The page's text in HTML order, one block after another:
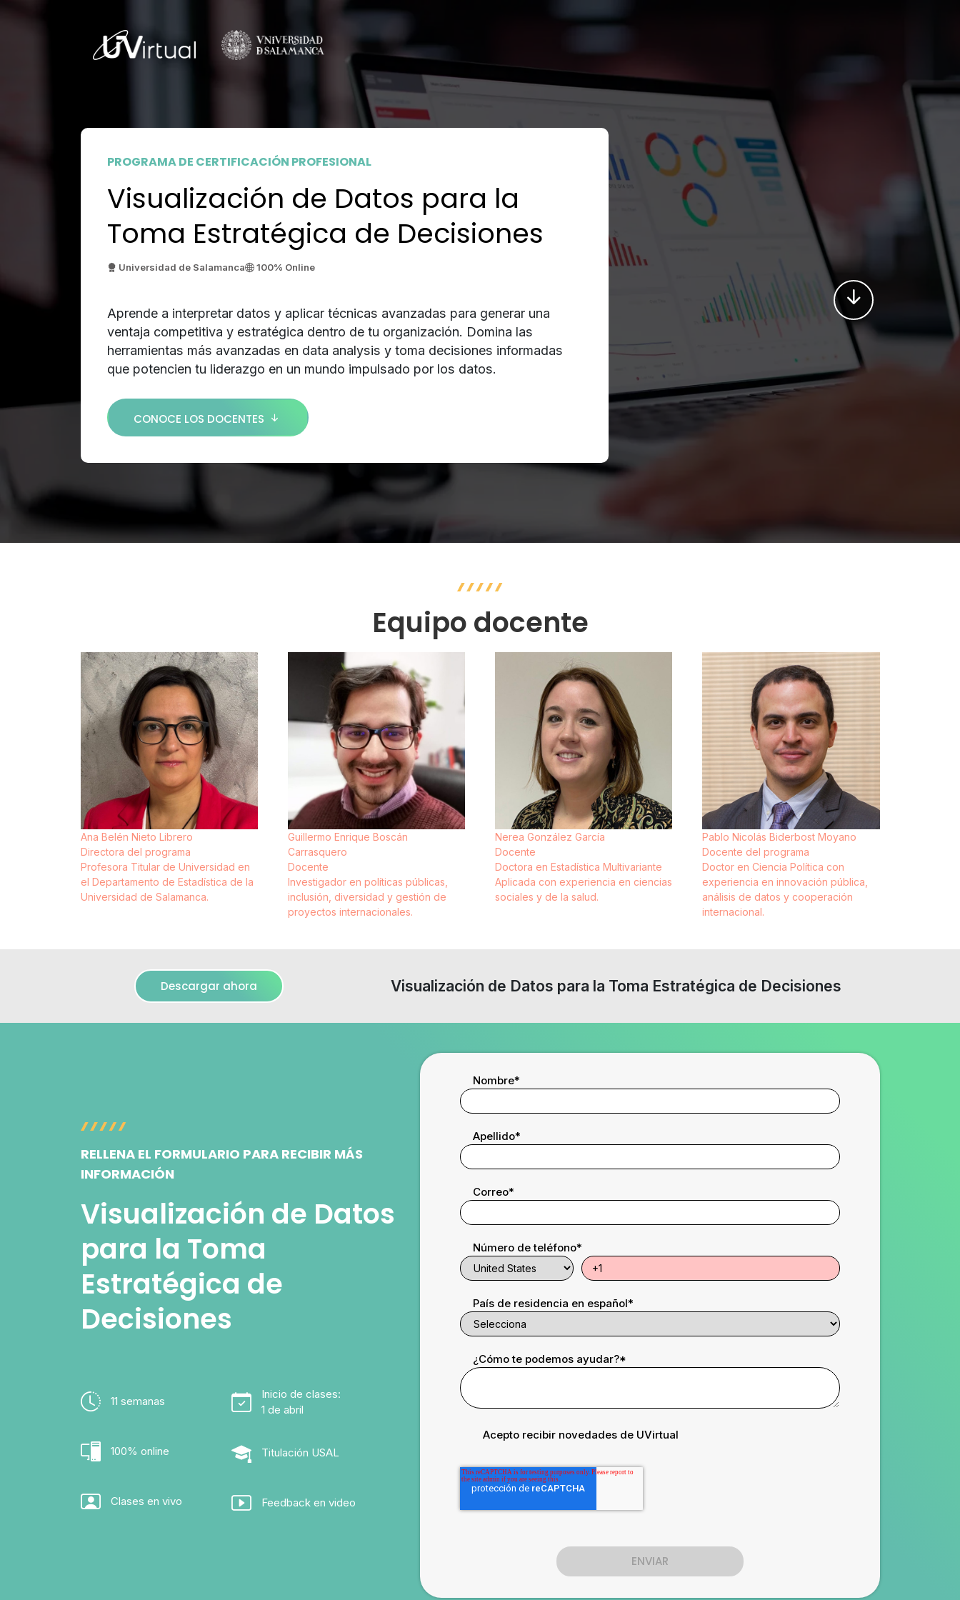
PROGRAMA DE CERTIFICACIÓN PROFESIONAL
Visualización de Datos para la
Toma Estratégica de Decisiones
Universidad de Salamanca 100% Online
Aprende a interpretar datos y aplicar técnicas avanzadas para generar una
ventaja competitiva y estratégica dentro de tu organización. Domina las
herramientas más avanzadas en data analysis y toma decisiones informadas
que potencien tu liderazgo en un mundo impulsado por los datos.
CONOCE LOS DOCENTES
Equipo docente
Ana Belén Nieto Librero
Directora del programa
Profesora Titular de Universidad en
el Departamento de Estadística de la
Universidad de Salamanca.
Guillermo Enrique Boscán
Carrasquero
Docente
Investigador en políticas públicas,
inclusión, diversidad y gestión de
proyectos internacionales.
Nerea González García
Docente
Doctora en Estadística Multivariante
Aplicada con experiencia en ciencias
sociales y de la salud.
Pablo Nicolás Biderbost Moyano
Docente del programa
Doctor en Ciencia Política con
experiencia en innovación pública,
análisis de datos y cooperación
internacional.
Descargar ahora Visualización de Datos para la Toma Estratégica de Decisiones
RELLENA EL FORMULARIO PARA RECIBIR MÁS
INFORMACIÓN
Visualización de Datos
para la Toma
Estratégica de
Decisiones
11 semanas
100% online
Clases en vivo
Inicio de clases:
1 de abril
Titulación USAL
Feedback en video
Nombre*
Apellido*
Correo*
Número de teléfono*
País de residencia en español*
¿Cómo te podemos ayudar?*
Acepto recibir novedades de UVirtual